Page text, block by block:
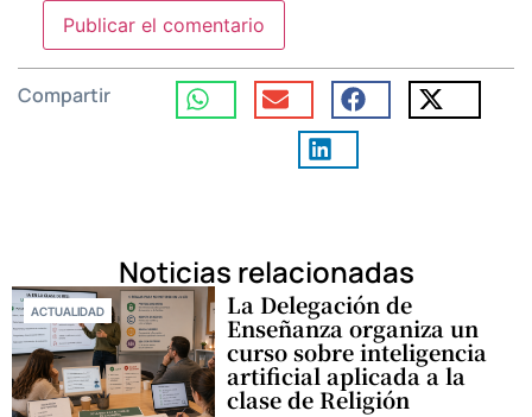
Compartir
Noticias relacionadas
ACTUALIDAD La Delegación de
Enseñanza organiza un
curso sobre inteligencia
artificial aplicada a la
clase de Religión